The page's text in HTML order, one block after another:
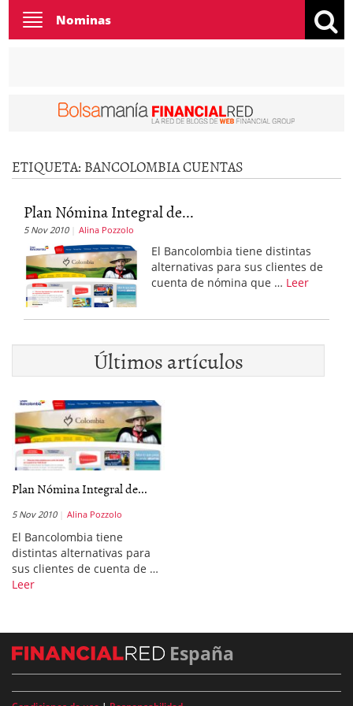
Toggle
navigation
Nominas
ETIQUETA: BANCOLOMBIA CUENTAS
Plan Nómina Integral de...
5 Nov 2010 Alina Pozzolo
El Bancolombia tiene distintas
alternativas para sus clientes de
cuenta de nómina que … Leer
Últimos artículos
Plan Nómina Integral de...
5 Nov 2010 Alina Pozzolo
El Bancolombia tiene
distintas alternativas para
sus clientes de cuenta de …
Leer
España